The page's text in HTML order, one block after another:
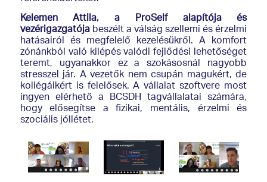
Kelemen Attila, a ProSelf alapítója és
vezérigazgatójabeszélt a válság szellemi és érzelmi
hatásairól és megfelelő kezelésükről. A komfort
zónánkból való kilépés valódi fejlődési lehetőséget
teremt, ugyanakkor ez a szokásosnál nagyobb
stresszel jár. A vezetők nem csupán magukért, de
kollégáikért is felelősek. A vállalat szoftvere most
ingyen elérhető a BCSDH tagvállalatai számára,
hogy elősegítse a fizikai, mentális, érzelmi és
szociális jóllétet.